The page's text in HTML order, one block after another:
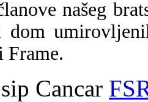
našeg
Frame.
Cancar